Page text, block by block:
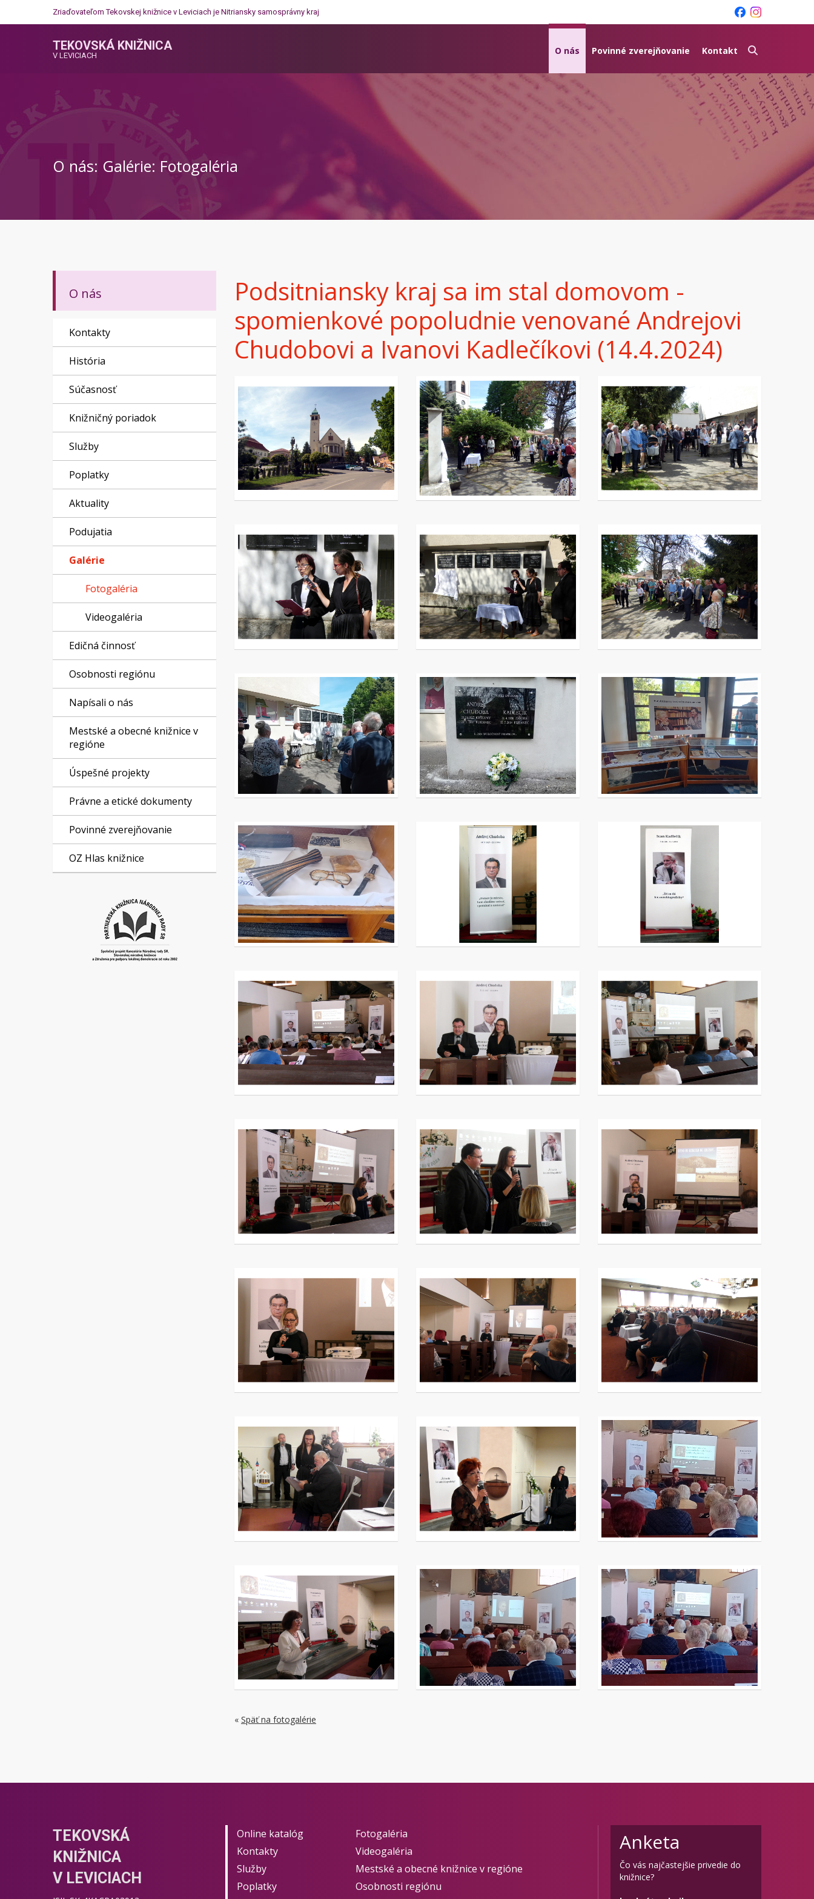
Zriaďovateľom Tekovskej knižnice v Leviciach je Nitriansky samosprávny kraj
TEKOVSKÁ KNIŽNICA
V LEVICIACH O nás Povinné zverejňovanie Kontakt
O nás: Galérie: Fotogaléria
O nás
Kontakty
História
Súčasnosť
Knižničný poriadok
Služby
Poplatky
Aktuality
Podujatia
Galérie
Fotogaléria
Videogaléria
Edičná činnosť
Osobnosti regiónu
Napísali o nás
Mestské a obecné knižnice v
regióne
Úspešné projekty
Právne a etické dokumenty
Povinné zverejňovanie
OZ Hlas knižnice
Podsitniansky kraj sa im stal domovom -
spomienkové popoludnie venované Andrejovi
Chudobovi a Ivanovi Kadlečíkovi (14.4.2024)
« Späť na fotogalérie
TEKOVSKÁ
KNIŽNICA
V LEVICIACH
Online katalóg
Kontakty
Služby
Poplatky
Fotogaléria
Videogaléria
Mestské a obecné knižnice v regióne
Osobnosti regiónu
Anketa
Čo vás najčastejšie privedie do
knižnice?